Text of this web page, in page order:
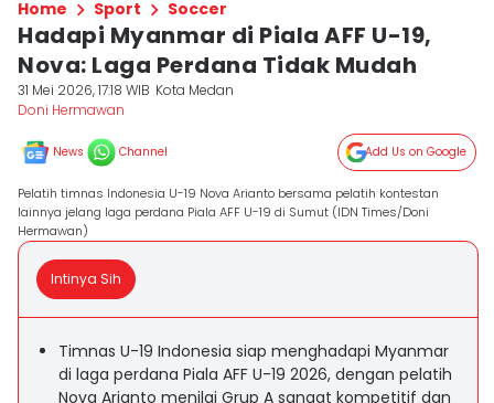
Home Sport Soccer
Hadapi Myanmar di Piala AFF U-19,
Nova: Laga Perdana Tidak Mudah
31 Mei 2026, 17:18 WIB Kota Medan
Doni Hermawan
News Channel Add Us on Google
Pelatih timnas Indonesia U-19 Nova Arianto bersama pelatih kontestan
lainnya jelang laga perdana Piala AFF U-19 di Sumut (IDN Times/Doni
Hermawan)
Intinya Sih
Timnas U-19 Indonesia siap menghadapi Myanmar
di laga perdana Piala AFF U-19 2026, dengan pelatih
Nova Arianto menilai Grup A sangat kompetitif dan